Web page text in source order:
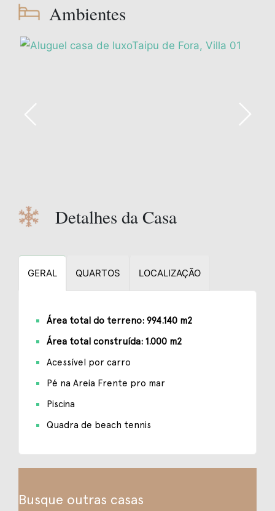
Ambientes
Detalhes da Casa
GERAL QUARTOS LOCALIZAÇÃO
Área total do terreno: 994.140 m2
Área total construída: 1.000 m2
Acessível por carro
Pé na Areia Frente pro mar
Piscina
Quadra de beach tennis
Busque outras casas